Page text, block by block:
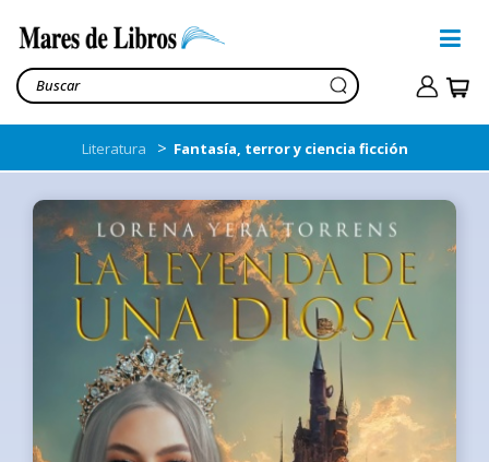
Literatura > Fantasía, terror y ciencia ficción